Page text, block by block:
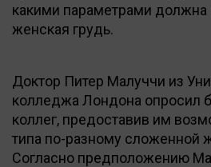
какими параметрами должна
женская грудь.
Доктор Питер Малуччи из
колледжа Лондона опросил
коллег, предоставив им
типа по-разному сложенной
Согласно предположению